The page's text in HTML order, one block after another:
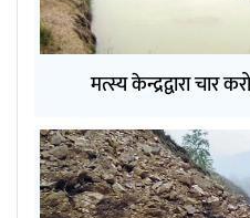
मत्स्य केन्द्रद्वारा चार